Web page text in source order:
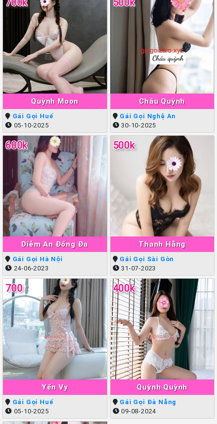
Quỳnh Moon
Gái Gọi Huế
05-10-2025
Châu Quỳnh
Gái Gọi Nghệ An
30-10-2025
Diễm An Đống Đa
600k
Gái Gọi Hà Nội
24-06-2023
Thanh Hằng
500k
Gái Gọi Sài Gòn
31-07-2023
Yến Vy
700
Gái Gọi Huế
05-10-2025
Quỳnh Quỳnh
400k
Gái Gọi Đà Nẵng
09-08-2024